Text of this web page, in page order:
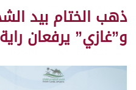
ذهب الختام بيد
و”غازي” يرفعان